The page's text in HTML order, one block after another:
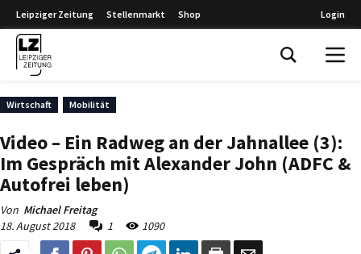
Leipziger Zeitung Stellenmarkt Shop Login
Wirtschaft Mobilität
Video – Ein Radweg an der Jahnallee (3):
Im Gespräch mit Alexander John (ADFC &
Autofrei leben)
Von Michael Freitag
18. August 2018
1 1090